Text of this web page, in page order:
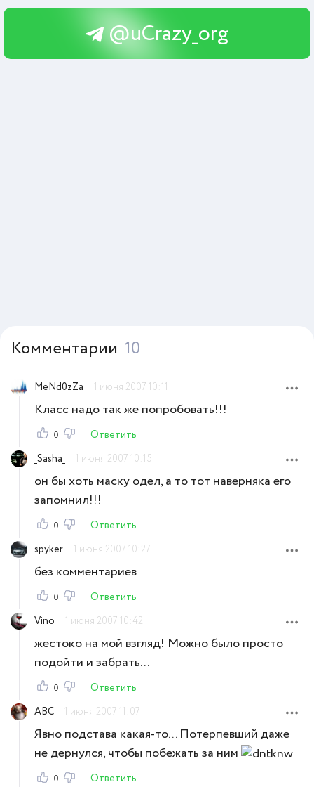
@uCrazy_org
Комментарии 10
MeNd0zZa 1 июня 2007 10:11
Класс надо так же попробовать!!!
0
Ответить
_Sasha_
1 июня 2007 10:15
он бы хоть маску одел, а то тот наверняка его
запомнил!!!
0
Ответить
spyker
1 июня 2007 10:27
без комментариев
0
Ответить
Vino
1 июня 2007 10:42
жестоко на мой взгляд! Можно было просто
подойти и забрать...
0
Ответить
ABC
1 июня 2007 11:07
Явно подстава какая-то... Потерпевший даже
не дернулся, чтобы побежать за ним
0
Ответить